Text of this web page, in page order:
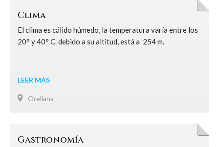
Clima
El clima es cálido húmedo, la temperatura varía entre los
20° y 40° C. debido a su altitud, está a 254 m.
LEER MÁS
Orellana
Gastronomía